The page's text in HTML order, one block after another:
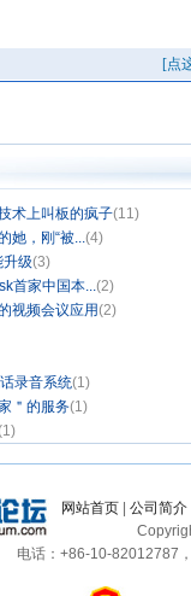
术上叫板的疯子(11)
她，刚“被...(4)
级(3)
首家中国本...(2)
视频会议应用(2)
录音系统(1)
＂的服务(1)
网站首页 公司简介
电话：+86-10-82012787